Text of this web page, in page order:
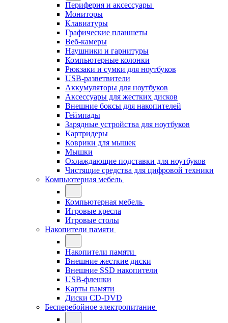
Периферия и аксессуары
Мониторы
Клавиатуры
Графические планшеты
Веб-камеры
Наушники и гарнитуры
Компьютерные колонки
Рюкзаки и сумки для ноутбуков
USB-разветвители
Аккумуляторы для ноутбуков
Аксессуары для жестких дисков
Внешние боксы для накопителей
Геймпады
Зарядные устройства для ноутбуков
Картридеры
Коврики для мышек
Мышки
Охлаждающие подставки для ноутбуков
Чистящие средства для цифровой техники
Компьютерная мебель
Компьютерная мебель
Игровые кресла
Игровые столы
Накопители памяти
Накопители памяти
Внешние жесткие диски
Внешние SSD накопители
USB-флешки
Карты памяти
Диски CD-DVD
Бесперебойное электропитание